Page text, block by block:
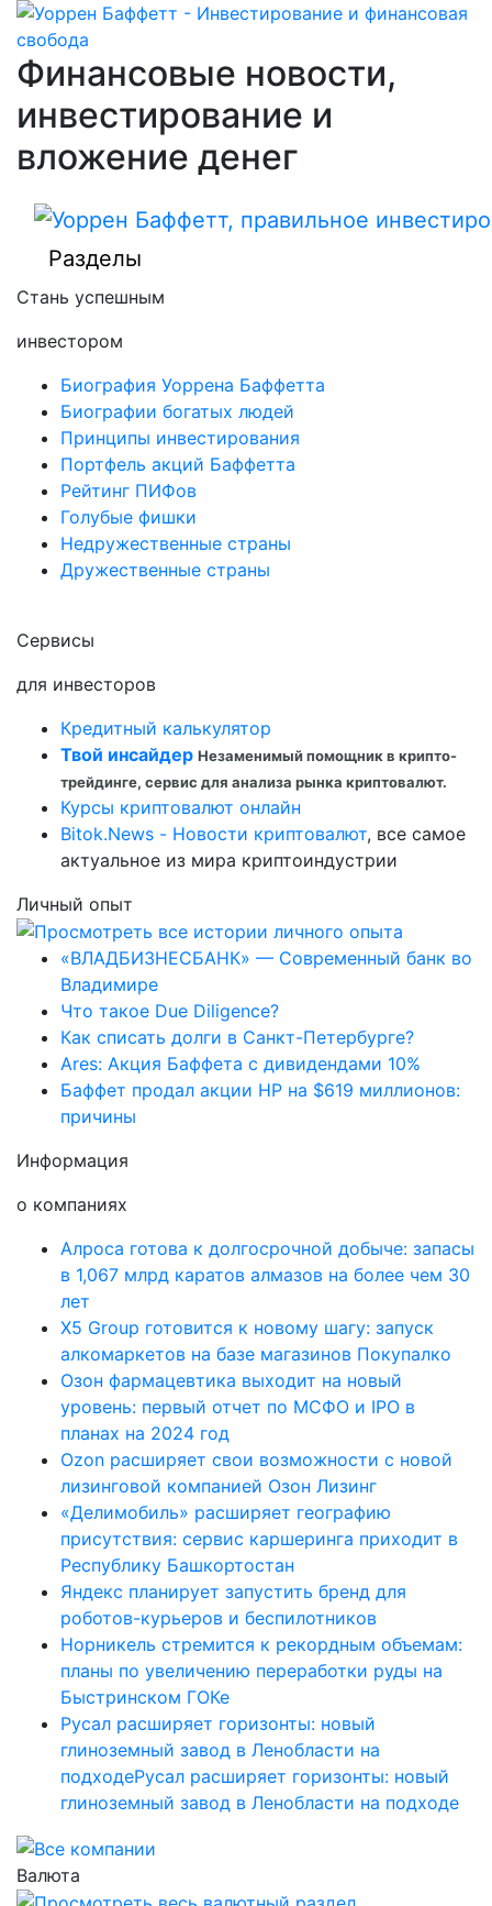
Финансовые новости,
инвестирование и
вложение денег
Разделы
Стань успешным
инвестором
Биография Уоррена Баффетта
Биографии богатых людей
Принципы инвестирования
Портфель акций Баффетта
Рейтинг ПИФов
Голубые фишки
Недружественные страны
Дружественные страны
Сервисы
для инвесторов
Кредитный калькулятор
Твой инсайдер Незаменимый помощник в крипто-
трейдинге, сервис для анализа рынка криптовалют.
Курсы криптовалют онлайн
Bitok.News - Новости криптовалют, все самое
актуальное из мира криптоиндустрии
Личный опыт
«ВЛАДБИЗНЕСБАНК» — Современный банк во
Владимире
Что такое Due Diligence?
Как списать долги в Санкт-Петербурге?
Ares: Акция Баффета с дивидендами 10%
Баффет продал акции HP на $619 миллионов:
причины
Информация
о компаниях
Алроса готова к долгосрочной добыче: запасы
в 1,067 млрд каратов алмазов на более чем 30
лет
X5 Group готовится к новому шагу: запуск
алкомаркетов на базе магазинов Покупалко
Озон фармацевтика выходит на новый
уровень: первый отчет по МСФО и IPO в
планах на 2024 год
Ozon расширяет свои возможности с новой
лизинговой компанией Озон Лизинг
«Делимобиль» расширяет географию
присутствия: сервис каршеринга приходит в
Республику Башкортостан
Яндекс планирует запустить бренд для
роботов-курьеров и беспилотников
Норникель стремится к рекордным объемам:
планы по увеличению переработки руды на
Быстринском ГОКе
Русал расширяет горизонты: новый
глиноземный завод в Ленобласти на
подходеРусал расширяет горизонты: новый
глиноземный завод в Ленобласти на подходе
Валюта